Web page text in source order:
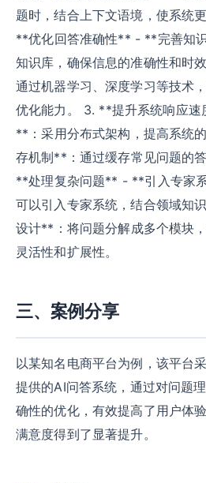
题时，结合上下文语境，使系统
**优化回答准确性** - **完善知
知识库，确保信息的准确性和时
通过机器学习、深度学习等技术
优化能力。 3. **提升系统响应
**：采用分布式架构，提高系统
存机制**：通过缓存常见问题的
**处理复杂问题** - **引入专家
可以引入专家系统，结合领域知
设计**：将问题分解成多个模块
灵活性和扩展性。
三、案例分享
以某知名电商平台为例，该平台
提供的AI问答系统，通过对问题
确性的优化，有效提高了用户体
满意度得到了显著提升。